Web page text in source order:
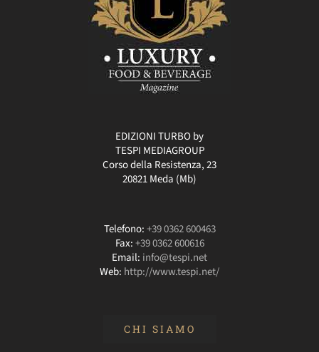
EDIZIONI TURBO by
TESPI MEDIAGROUP
Corso della Resistenza, 23
20821 Meda (Mb)
Telefono:+39 0362 600463
Fax:+39 0362 600616
Email: info@tespi.net
Web: http://www.tespi.net/
CHI SIAMO